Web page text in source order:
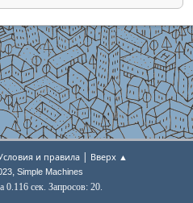
и правила | Вверх ▲
, Simple Machines
0.116 сек. Запросов: 20.